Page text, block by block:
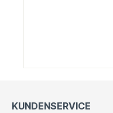
KUNDENSERVICE